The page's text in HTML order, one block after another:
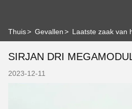
Thuis> Gevallen>
SIRJAN DRI
2023-12-11